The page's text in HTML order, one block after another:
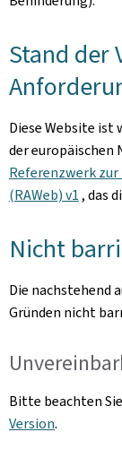
Stand der
Diese Website ist
der europäischen
Referenzwerk
(RAWeb) v1, das
Nicht
Die nachstehend
Gründen nicht
Bitte beachten
Version.